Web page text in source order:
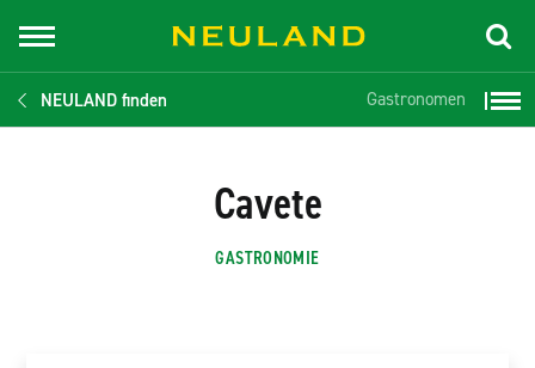
NEULAND finden Gastronomen
Cavete
GASTRONOMIE